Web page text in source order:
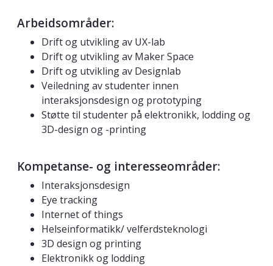
Arbeidsområder:
Drift og utvikling av UX-lab
Drift og utvikling av Maker Space
Drift og utvikling av Designlab
Veiledning av studenter innen
interaksjonsdesign og prototyping
Støtte til studenter på elektronikk, lodding og
3D-design og -printing
Kompetanse- og interesseområder:
Interaksjonsdesign
Eye tracking
Internet of things
Helseinformatikk/ velferdsteknologi
3D design og printing
Elektronikk og lodding